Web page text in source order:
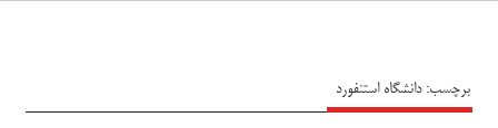
برچسب:دانشگاه استنفورد